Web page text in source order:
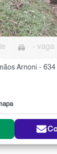
- vaga
Arnoni - 634